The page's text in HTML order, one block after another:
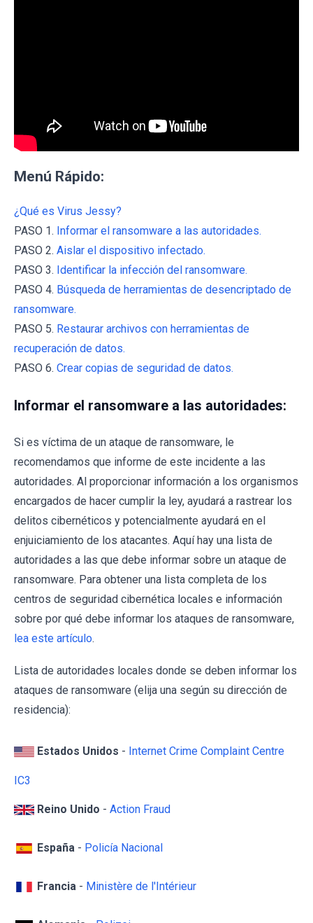
Menú Rápido:
¿Qué es Virus Jessy?
PASO 1. Informar el ransomware a las autoridades.
PASO 2. Aislar el dispositivo infectado.
PASO 3. Identificar la infección del ransomware.
PASO 4. Búsqueda de herramientas de desencriptado de
ransomware.
PASO 5. Restaurar archivos con herramientas de
recuperación de datos.
PASO 6. Crear copias de seguridad de datos.
Informar el ransomware a las autoridades:
Si es víctima de un ataque de ransomware, le
recomendamos que informe de este incidente a las
autoridades. Al proporcionar información a los organismos
encargados de hacer cumplir la ley, ayudará a rastrear los
delitos cibernéticos y potencialmente ayudará en el
enjuiciamiento de los atacantes. Aquí hay una lista de
autoridades a las que debe informar sobre un ataque de
ransomware. Para obtener una lista completa de los
centros de seguridad cibernética locales e información
sobre por qué debe informar los ataques de ransomware,
lea este artículo.
Lista de autoridades locales donde se deben informar los
ataques de ransomware (elija una según su dirección de
residencia):
Estados Unidos - Internet Crime Complaint Centre
IC3
Reino Unido - Action Fraud
España - Policía Nacional
Francia - Ministère de l'Intérieur